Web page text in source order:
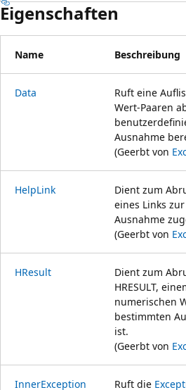
Eigenschaften
Name Beschreibung
Data
Ruft eine
Wert-Paaren
Ausnahme
(Geerbt von
HelpLink
Dient zum
eines Links
Ausnahme
(Geerbt von
HResult
Dient zum
HRESULT,
numerischen
bestimmten
ist.
(Geerbt von
InnerException Ruft die